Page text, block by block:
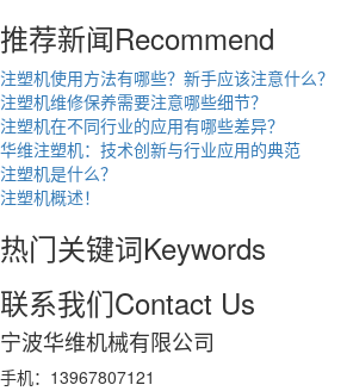
推荐新闻Recommend
注塑机使用方法有哪些？新手应该注意什么？
注塑机维修保养需要注意哪些细节？
注塑机在不同行业的应用有哪些差异？
华维注塑机：技术创新与行业应用的典范
注塑机是什么？
注塑机概述！
热门关键词Keywords
联系我们Contact Us
宁波华维机械有限公司
手机：13967807121